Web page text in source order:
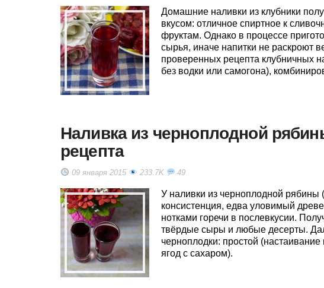
Домашние наливки из клубники
вкусом: отличное спиртное к
фруктам. Однако в процессе
сырья, иначе напитки не раскроют
проверенных рецепта клубничных
без водки или самогона),
Наливка из черноплодной
рецепта
09 января 2015 233.7K 49
У наливки из черноплодной рябины
консистенция, едва уловимый
нотками горечи в послевкусии.
твёрдые сыры и любые десерты.
черноплодки: простой
ягод с сахаром).